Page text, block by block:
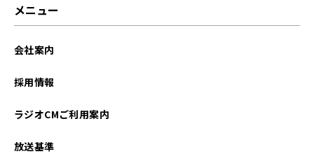
メニュー
会社案内
採用情報
ラジオCMご利用案内
放送基準